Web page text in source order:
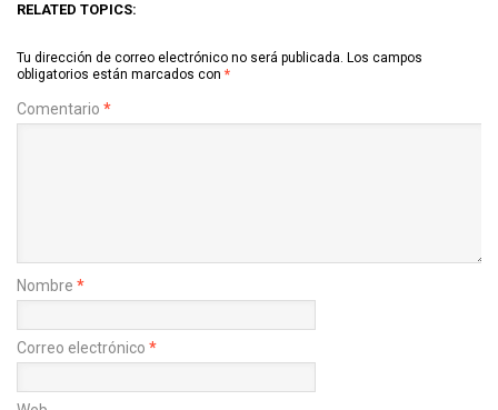
RELATED TOPICS:
Tu dirección de correo electrónico no será publicada. Los campos
obligatorios están marcados con *
Comentario *
Nombre *
Correo electrónico *